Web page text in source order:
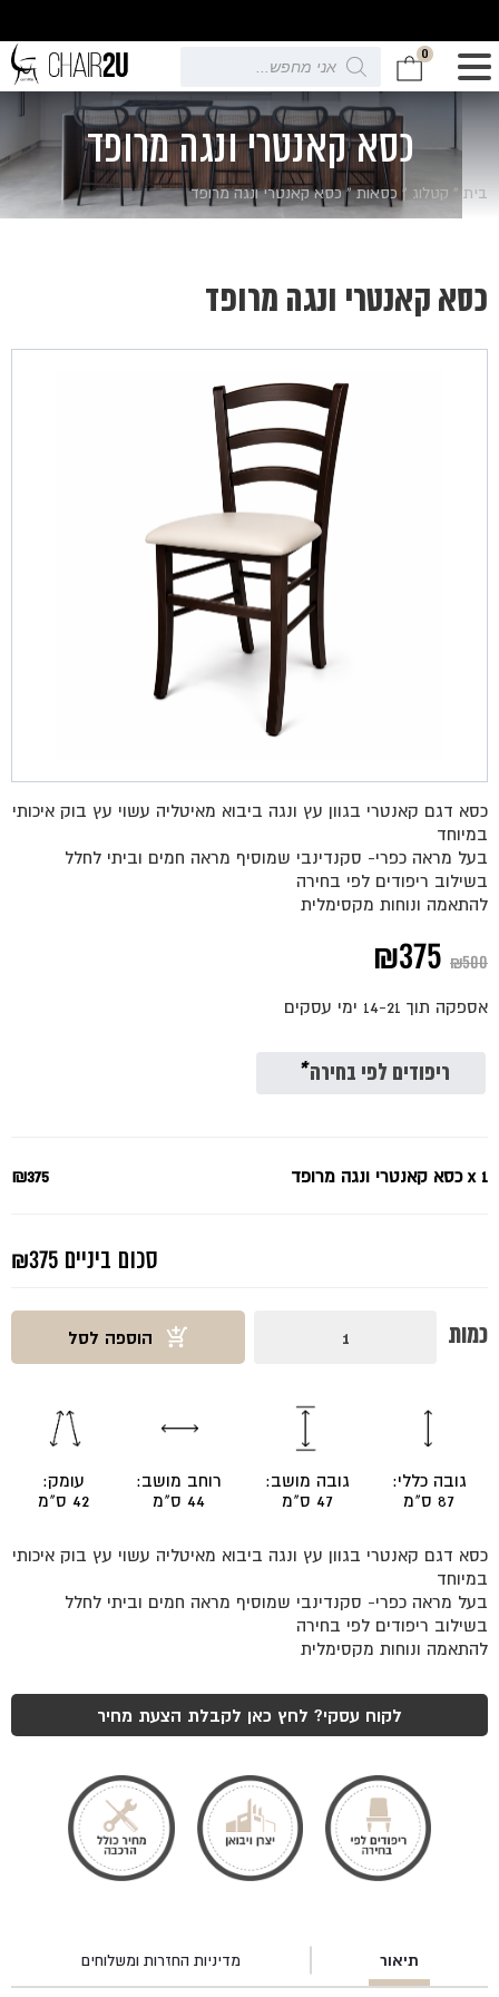
0
Products
search
כסא קאנטרי ונגה מרופד
בית » קטלוג » כסאות»כסא קאנטרי ונגה מרופד
כסא דגם קאנטרי בגוון עץ ונגה ביבוא מאיטליה עשוי עץ בוק איכותי
במיוחד
בעל מראה כפרי- סקנדינבי שמוסיף מראה חמים וביתי לחלל
בשילוב ריפודים לפי בחירה
להתאמה ונוחות מקסימלית
₪500
המחיר
המקורי
₪500.
₪375
הנוכחי
₪375.
אספקה תוך 14-21 ימי עסקים
ריפודים לפי בחירה*
x 1כסא קאנטרי ונגה מרופד ₪375
סכום ביניים ₪375
כמות
מרופד
הוספה לסל
גובה כללי:
87 ס"מ
גובה מושב:
47 ס"מ
רוחב מושב:
44 ס"מ
עומק:
42 ס"מ
כסא דגם קאנטרי בגוון עץ ונגה ביבוא מאיטליה עשוי עץ בוק איכותי
במיוחד
בעל מראה כפרי- סקנדינבי שמוסיף מראה חמים וביתי לחלל
בשילוב ריפודים לפי בחירה
להתאמה ונוחות מקסימלית
לקוח עסקי? לחץ כאן לקבלת הצעת מחיר
תיאור מדיניות החזרות ומשלוחים
כסא קאנטרי ונגה מרופד